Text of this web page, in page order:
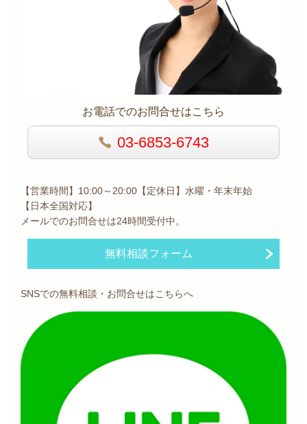
お電話でのお問合せはこちら
03-6853-6743
【営業時間】10:00～20:00【定休日】水曜・年末年始
【日本全国対応】
メールでのお問合せは24時間受付中。
無料相談フォーム
SNSでの無料相談・お問合せはこちらへ